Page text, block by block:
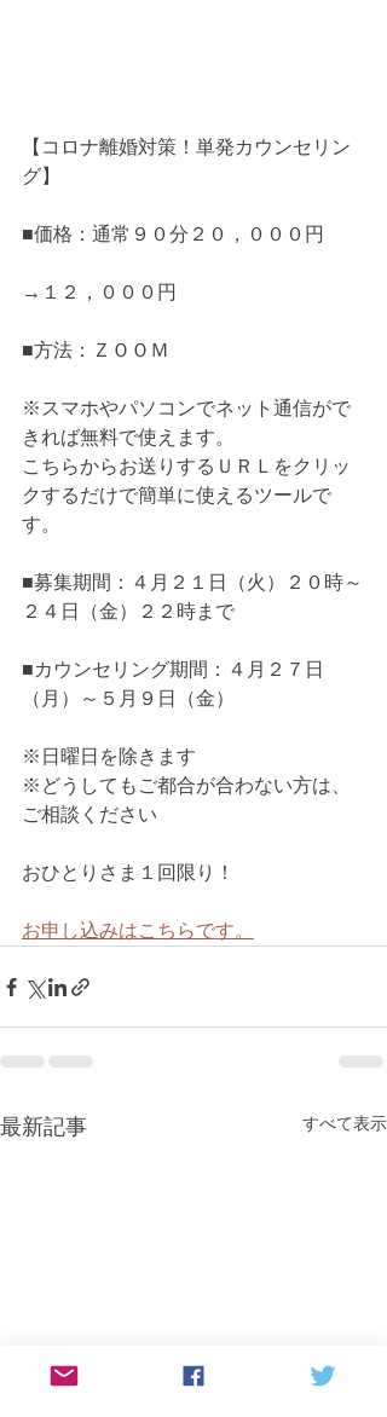
【コロナ離婚対策！単発カウンセリン
グ】
■価格：通常９０分２０，０００円
→１２，０００円
■方法：ＺＯＯＭ
※スマホやパソコンでネット通信がで
きれば無料で使えます。
こちらからお送りするＵＲＬをクリッ
クするだけで簡単に使えるツールで
す。
■募集期間：４月２１日（火）２０時～
２４日（金）２２時まで
■カウンセリング期間：４月２７日
（月）～５月９日（金）
※日曜日を除きます
※どうしてもご都合が合わない方は、
ご相談ください
おひとりさま１回限り！
お申し込みはこちらです。
最新記事 すべて表示